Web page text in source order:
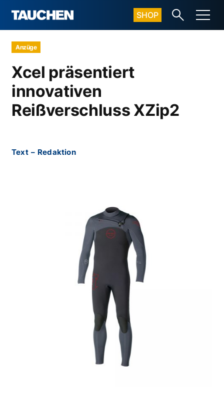
SHOP
Anzüge
Xcel präsentiert
innovativen
Reißverschluss XZip2
Text – Redaktion